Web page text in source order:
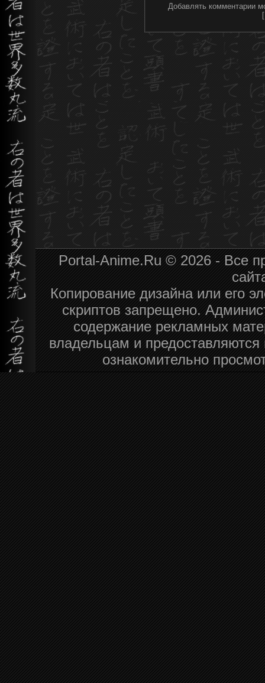
Добавлять комментарии
Portal-Anime.Ru © 2026 - Все
Копирование дизайна или его
скриптов запрещено.
содержание рекламных
владельцам и
ознакомительно